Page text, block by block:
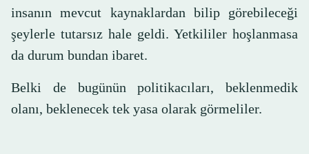
insanın mevcut kaynaklardan bilip görebileceği
şeylerle tutarsız hale geldi. Yetkililer hoşlanmasa
da durum bundan ibaret.
Belki de bugünün politikacıları, beklenmedik
olanı, beklenecek tek yasa olarak görmeliler.